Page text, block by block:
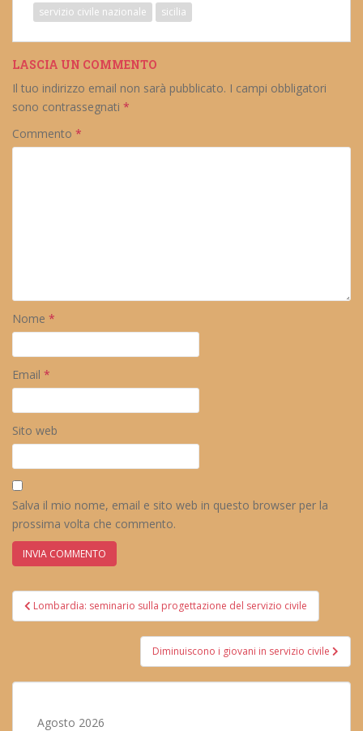
servizio civile nazionale
sicilia
LASCIA UN COMMENTO
Il tuo indirizzo email non sarà pubblicato. I campi obbligatori
sono contrassegnati *
Commento *
Nome *
Email *
Sito web
Salva il mio nome, email e sito web in questo browser per la
prossima volta che commento.
Navigazione
articoli
Lombardia: seminario sulla progettazione del servizio civile
Diminuiscono i giovani in servizio civile
Agosto 2026